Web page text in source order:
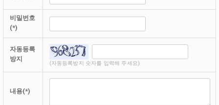
비밀번호
(*)
자동등록
방지
(자동등록방지 숫자를 입력해 주세요)
내용(*)